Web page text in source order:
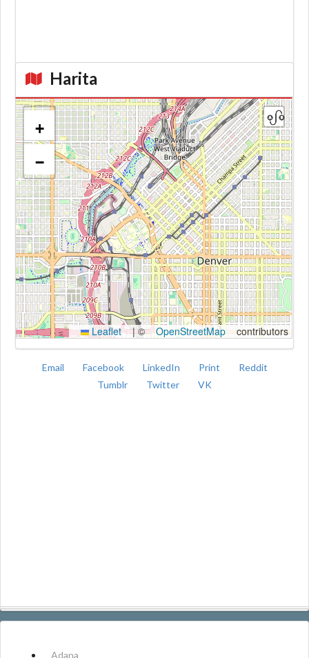
Harita
Kroki
+
−
Leaflet |© OpenStreetMap contributors
Email Facebook LinkedIn Print
Reddit
Tumblr
Twitter VK
Adana